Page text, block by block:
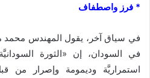
* فرز واصطفاف
في سياق آخر، يقول المهندس محمد
في السودان، إن «الثورة
استمراريَّة وديمومة وإصرار من